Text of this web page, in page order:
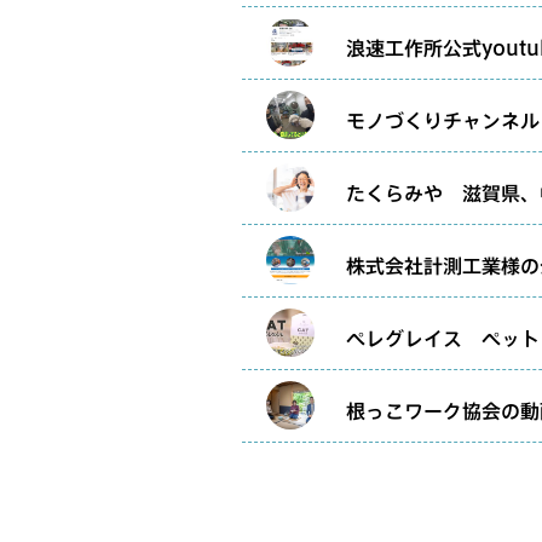
浪速工作所公式
モノづくりチャンネ
たくらみや 滋賀県、
株式会社計測工業様
ペレグレイス ペット
根っこワーク協会の